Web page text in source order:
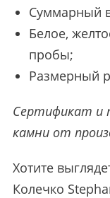
Суммарный
Белое,
пробы;
Размерный
Сертификат и
камни от
Хотите
Колечко